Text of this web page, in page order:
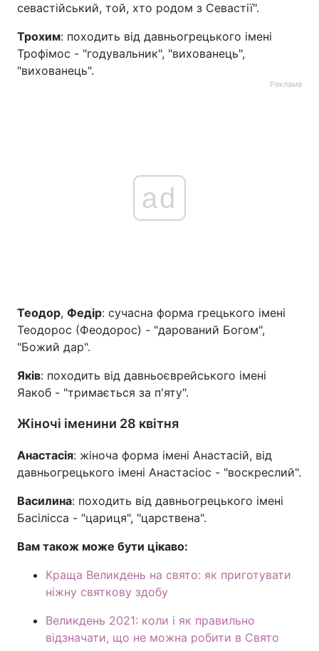
севастійський, той, хто родом з Севастії".
Трохим: походить від давньогрецького імені
Трофімос - "годувальник", "вихованець",
"вихованець".
Реклама
ad
Теодор, Федір: сучасна форма грецького імені
Теодорос (Феодорос) - "дарований Богом",
"Божий дар".
Яків: походить від давньоєврейського імені
Яакоб - "тримається за п'яту".
Жіночі іменини 28 квітня
Анастасія: жіноча форма імені Анастасій, від
давньогрецького імені Анастасіос - "воскреслий".
Василина: походить від давньогрецького імені
Басілісса - "цариця", "царствена".
Вам також може бути цікаво:
Краща Великдень на свято: як приготувати
ніжну святкову здобу
Великдень 2021: коли і як правильно
відзначати, що не можна робити в Свято